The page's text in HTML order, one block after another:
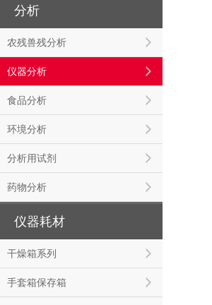
分析
农残兽残分析
仪器分析
食品分析
环境分析
分析用试剂
药物分析
仪器耗材
干燥箱系列
手套箱保存箱